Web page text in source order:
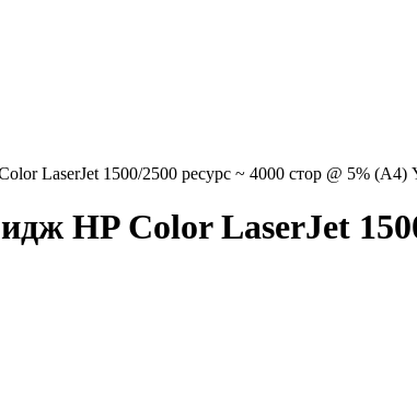
LaserJet 1500/2500 ресурс ~ 4000 стор @ 5%
HP Color LaserJet